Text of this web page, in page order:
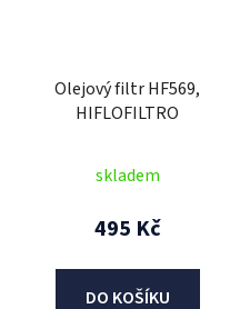
Olejový filtr HF569,
HIFLOFILTRO
skladem
495 Kč
DO KOŠÍKU